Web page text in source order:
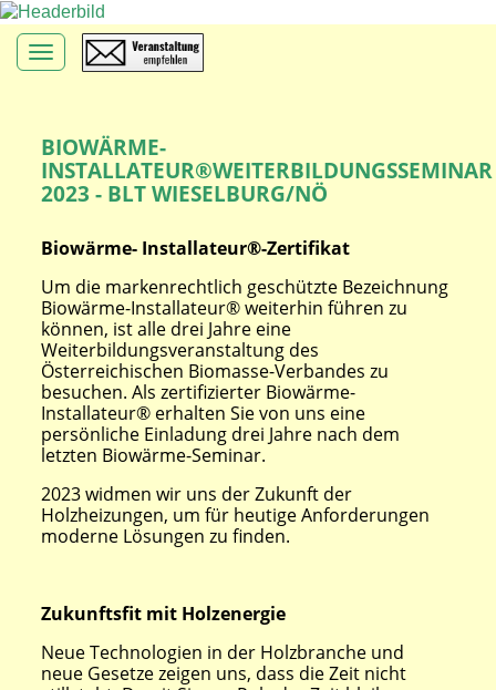
Toggle navigation
BIOWÄRME-
INSTALLATEUR®WEITERBILDUNGSSEMINAR
2023 - BLT WIESELBURG/NÖ
Biowärme- Installateur®-Zertifikat
Um die markenrechtlich geschützte Bezeichnung
Biowärme-Installateur® weiterhin führen zu
können, ist alle drei Jahre eine
Weiterbildungsveranstaltung des
Österreichischen Biomasse-Verbandes zu
besuchen. Als zertifizierter Biowärme-
Installateur® erhalten Sie von uns eine
persönliche Einladung drei Jahre nach dem
letzten Biowärme-Seminar.
2023 widmen wir uns der Zukunft der
Holzheizungen, um für heutige Anforderungen
moderne Lösungen zu finden.
Zukunftsfit mit Holzenergie
Neue Technologien in der Holzbranche und
neue Gesetze zeigen uns, dass die Zeit nicht